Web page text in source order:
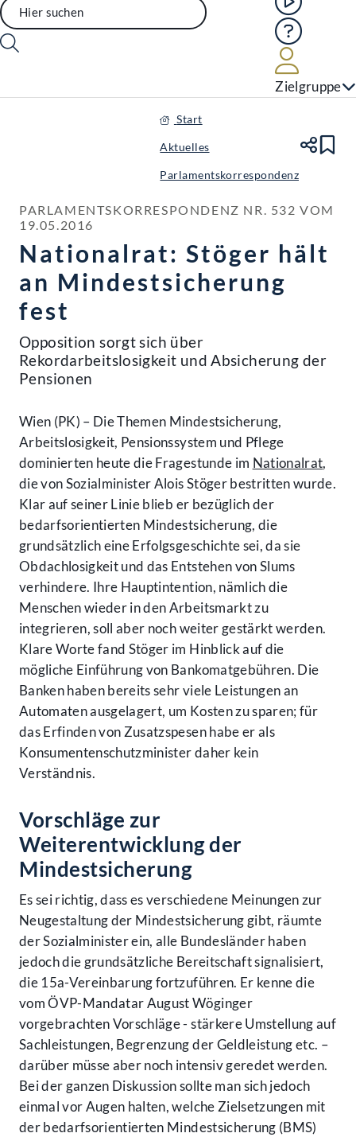
Hilfe
Zielgruppe
Start
Aktuelles
Parlamentskorrespondenz
PARLAMENTSKORRESPONDENZ NR. 532 VOM
19.05.2016
Nationalrat: Stöger hält
an Mindestsicherung
fest
Opposition sorgt sich über
Rekordarbeitslosigkeit und Absicherung der
Pensionen
Wien (PK) – Die Themen Mindestsicherung,
Arbeitslosigkeit, Pensionssystem und Pflege
dominierten heute die Fragestunde im Nationalrat,
die von Sozialminister Alois Stöger bestritten wurde.
Klar auf seiner Linie blieb er bezüglich der
bedarfsorientierten Mindestsicherung, die
grundsätzlich eine Erfolgsgeschichte sei, da sie
Obdachlosigkeit und das Entstehen von Slums
verhindere. Ihre Hauptintention, nämlich die
Menschen wieder in den Arbeitsmarkt zu
integrieren, soll aber noch weiter gestärkt werden.
Klare Worte fand Stöger im Hinblick auf die
mögliche Einführung von Bankomatgebühren. Die
Banken haben bereits sehr viele Leistungen an
Automaten ausgelagert, um Kosten zu sparen; für
das Erfinden von Zusatzspesen habe er als
Konsumentenschutzminister daher kein
Verständnis.
Vorschläge zur
Weiterentwicklung der
Mindestsicherung
Es sei richtig, dass es verschiedene Meinungen zur
Neugestaltung der Mindestsicherung gibt, räumte
der Sozialminister ein, alle Bundesländer haben
jedoch die grundsätzliche Bereitschaft signalisiert,
die 15a-Vereinbarung fortzuführen. Er kenne die
vom ÖVP-Mandatar August Wöginger
vorgebrachten Vorschläge - stärkere Umstellung auf
Sachleistungen, Begrenzung der Geldleistung etc. –
darüber müsse aber noch intensiv geredet werden.
Bei der ganzen Diskussion sollte man sich jedoch
einmal vor Augen halten, welche Zielsetzungen mit
der bedarfsorientierten Mindestsicherung (BMS)